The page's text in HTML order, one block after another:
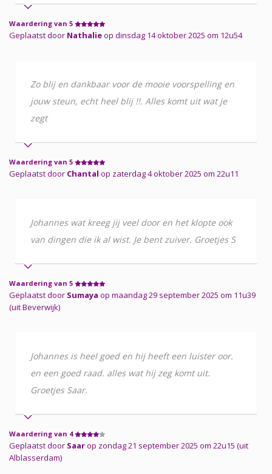
Waardering van 5
Geplaatst door Nathalieop dinsdag 14 oktober 2025 om 12u54
Zo blij en dankbaar voor de mooie voorspelling en
jouw steun, echt heel blij !!. Alles komt uit wat je
zegt
Waardering van 5
Geplaatst door Chantal op zaterdag 4 oktober 2025 om 22u11
Johannes wat kreeg jij veel door en het klopte ook
van dingen die ik al wist. Je bent zuiver. Groetjes S
Waardering van 5
Geplaatst door Sumaya op maandag 29 september 2025 om 11u39
(uit Beverwijk)
Johannes is heel goed en hij heeft een luister oor.
en een goed raad. alles wat hij zeg komt uit.
Groetjes Saar.
Waardering van 4
Geplaatst door Saarop zondag 21 september 2025 om 22u15 (uit
Alblasserdam)